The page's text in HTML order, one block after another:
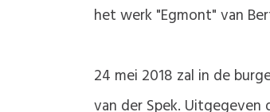
het werk "Egmont" van
24 mei 2018 zal in de
van der Spek. Uitgegeven